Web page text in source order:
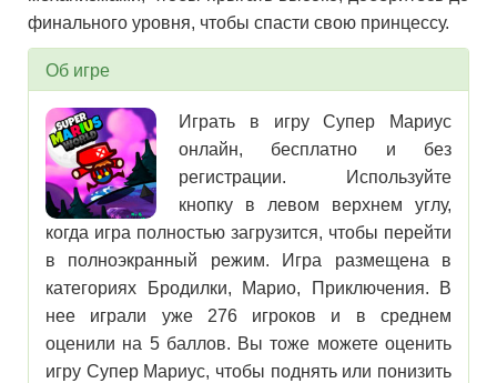
финального уровня, чтобы спасти свою принцессу.
Об игре
Играть в игру Супер Мариус
онлайн, бесплатно и без
регистрации. Используйте
кнопку в левом верхнем углу,
когда игра полностью загрузится, чтобы перейти
в полноэкранный режим. Игра размещена в
категориях Бродилки, Марио, Приключения. В
нее играли уже 276 игроков и в среднем
оценили на 5 баллов. Вы тоже можете оценить
игру Супер Мариус, чтобы поднять или понизить